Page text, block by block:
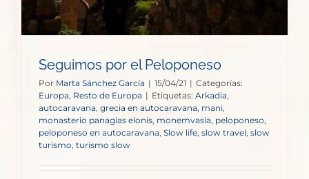
Seguimos por el Peloponeso
Por Marta Sánchez García | 15/04/21 | Categorías:
Europa Resto de Europa | Etiquetas: Arkadia
autocaravana grecia en autocaravana mani,
monasterio panagias elonis monemvasia peloponeso
peloponeso en autocaravana Slow life slow travel, slow
turismo turismo slow